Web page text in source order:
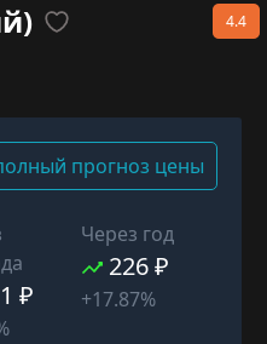
4.4
прогноз цены
₽
Через год
226 ₽
+17.87%